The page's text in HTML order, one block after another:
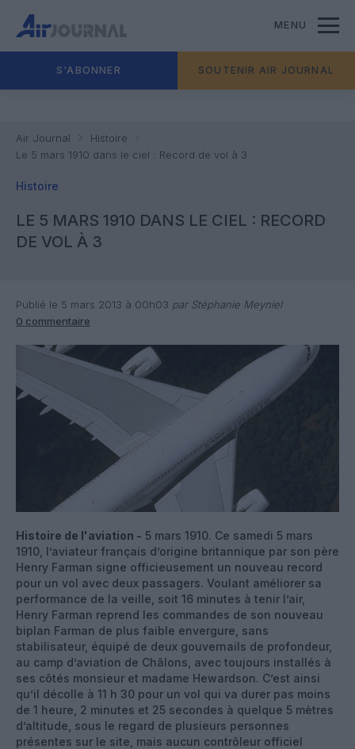
MENU
S'ABONNER SOUTENIR AIR JOURNAL
Air Journal
Histoire
Le 5 mars 1910 dans le ciel : Record de vol à 3
Histoire
LE 5 MARS 1910 DANS LE CIEL : RECORD
DE VOL À 3
Publié le 5 mars 2013 à 00h03 par Stéphanie Meyniel
0 commentaire
Histoire de l'aviation - 5 mars 1910. Ce samedi 5 mars
1910, l’aviateur français d’origine britannique par son père
Henry Farman signe officieusement un nouveau record
pour un vol avec deux passagers. Voulant améliorer sa
performance de la veille, soit 16 minutes à tenir l’air,
Henry Farman reprend les commandes de son nouveau
biplan Farman de plus faible envergure, sans
stabilisateur, équipé de deux gouvernails de profondeur,
au camp d’aviation de Châlons, avec toujours installés à
ses côtés monsieur et madame Hewardson. C’est ainsi
qu’il décolle à 11 h 30 pour un vol qui va durer pas moins
de 1 heure, 2 minutes et 25 secondes à quelque 5 mètres
d’altitude, sous le regard de plusieurs personnes
présentes sur le site, mais aucun contrôleur officiel